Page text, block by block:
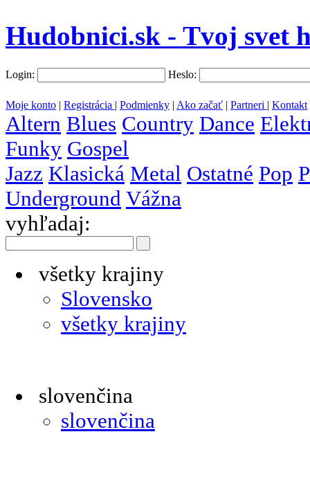
Hudobnici.sk - Tvoj svet
Login: Heslo:
Moje konto | Registrácia | Podmienky | Ako začať | Partneri | Kontakt
Altern Blues Country Dance
Funky Gospel
Jazz Klasická Metal Ostatné Pop
Underground Vážna
vyhľadaj:
všetky krajiny
Slovensko
všetky krajiny
slovenčina
slovenčina